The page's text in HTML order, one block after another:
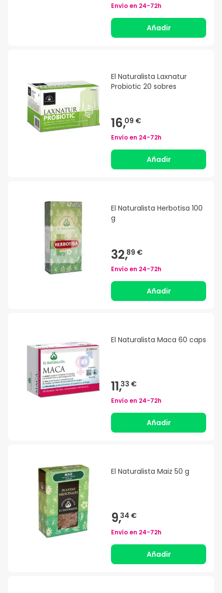
Envío en 24-72h
Añadir
El Naturalista Laxnatur
Probiotic 20 sobres
16,09 €
Envío en 24-72h
Añadir
El Naturalista Herbotisa 100
g
32,89 €
Envío en 24-72h
Añadir
El Naturalista Maca 60 caps
11,33 €
Envío en 24-72h
Añadir
El Naturalista Maiz 50 g
9,34 €
Envío en 24-72h
Añadir